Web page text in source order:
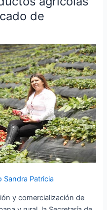
de
Sandra Patricia
y comercialización de